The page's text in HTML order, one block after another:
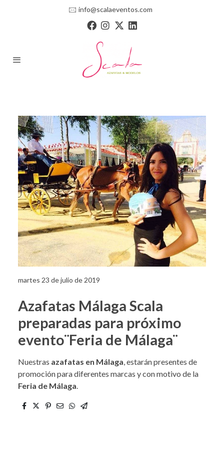
🖂 info@scalaeventos.com
martes 23 de julio de 2019
Azafatas Málaga Scala
preparadas para próximo
evento¨Feria de Málaga¨
Nuestras azafatas en Málaga , estarán presentes de
promoción para diferentes marcas y con motivo de la
Feria de Málaga